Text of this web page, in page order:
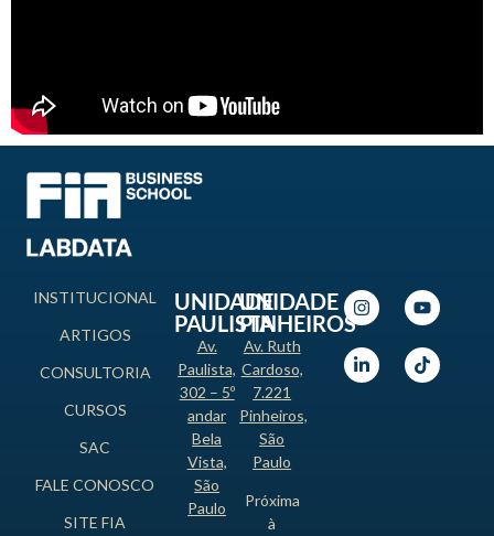
INSTITUCIONAL
ARTIGOS
CONSULTORIA
CURSOS
SAC
FALE CONOSCO
SITE FIA
UNIDADE
PAULISTA
Av.
Paulista,
302 – 5º
andar
Bela
Vista,
São
Paulo
UNIDADE
PINHEIROS
Av. Ruth
Cardoso,
7.221
Pinheiros,
São
Paulo
Próxima
à